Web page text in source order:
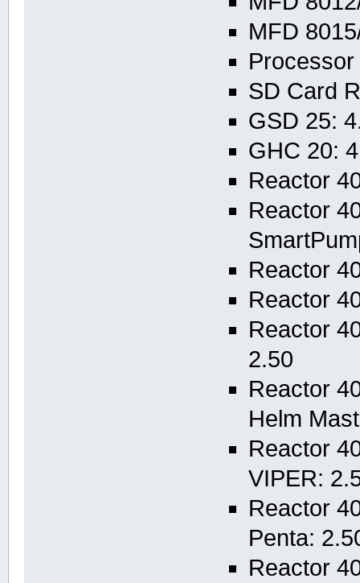
MFD
SD Card
GSD 25:
GHC 20:
Reactor
Reactor
Reactor
Reactor
Reactor
2.50
Reactor
Helm
Reactor
VIPER:
Reactor
Penta:
Reactor